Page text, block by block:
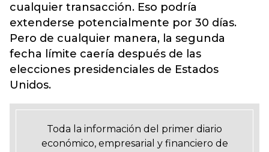
cualquier transacción. Eso podría
extenderse potencialmente por 30 días.
Pero de cualquier manera, la segunda
fecha límite caería después de las
elecciones presidenciales de Estados
Unidos.
Toda la información del primer diario
económico, empresarial y financiero de